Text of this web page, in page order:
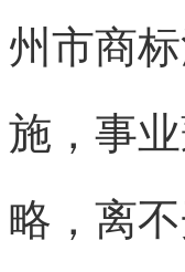
州市商
施， 事
略，离